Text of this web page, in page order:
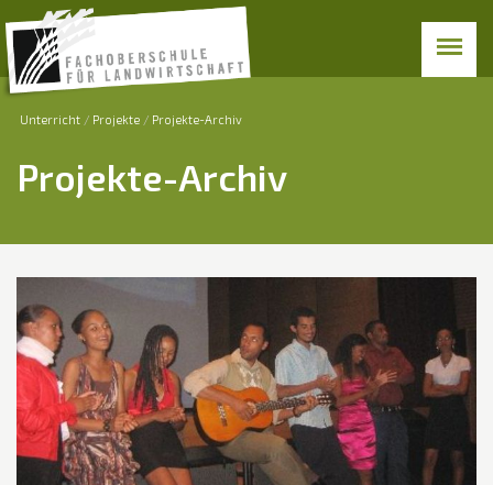
Unterricht Projekte Projekte-Archiv
Projekte-Archiv